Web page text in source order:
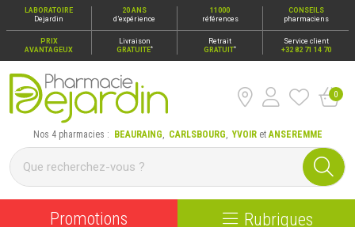
LABORATOIRE
Dejardin
20 ANS
d’expérience
11000
références
CONSEILS
pharmaciens
PRIX
AVANTAGEUX
Livraison
GRATUITE*
Retrait
GRATUIT*
Service client
+32 82 71 14 70
Pharmacie Dejardin Nos 4 pharmacies : Beauraing,
0
Nos 4 pharmacies : BEAURAING, CARLSBOURG,YVOIRetANSEREMME
Promotions Rubriques